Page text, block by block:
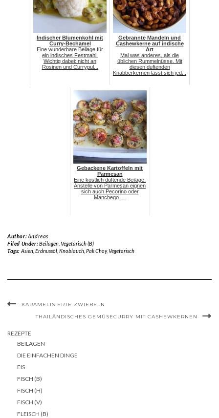
Indischer Blumenkohl mit
Curry-Bechamel
Eine wunderbare Beilage für
ein indisches Festmahl.
Wichtig dabei: nicht an
Rosinen und Currypul...
Gebrannte Mandeln und
Cashewkerne auf indische
Art
Mal was anderes, als die
üblichen Rummelnüsse. Mit
diesen duftenden
Knabberkernen lässt sich jed...
Gebackene Kartoffeln mit
Parmesan
Eine köstlich duftende Beilage.
Anstelle von Parmesan eignen
sich auch Pecorino oder
Manchego. ...
Author:Andreas
Filed Under:Beilagen, Vegetarisch (B)
Tags: Asien, Erdnussöl, Knoblauch, Pak Choy,Vegetarisch
KARAMELISIERTE ZWIEBELN
THAILÄNDISCHES GEMÜSECURRY MIT CASHEWKERNEN
REZEPTE
BEILAGEN
DIE EINFACHEN DINGE
EIS
FISCH (B)
FISCH (H)
FISCH (V)
FLEISCH (B)